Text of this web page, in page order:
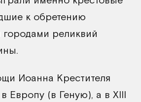
к обретению
реликвий
Иоанна Крестителя
Европу (в Геную), а в XIII